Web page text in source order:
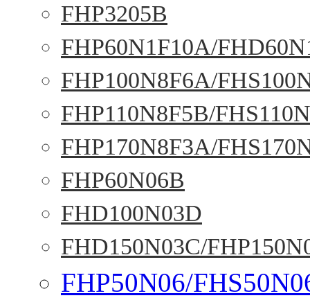
FHP3205B
FHP60N1F10A/
FHP100N8F6A/
FHP110N8F5B/
FHP170N8F3A/
FHP60N06B
FHD100N03D
FHD150N03C/
FHP50N06/